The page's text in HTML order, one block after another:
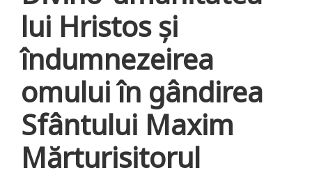
lui Hristos şi
îndumnezeirea
omului în gândirea
Sfântului Maxim
Mărturisitorul